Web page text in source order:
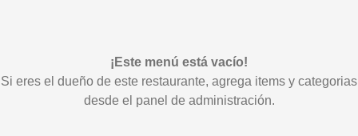
¡Este menú está vacío!
Si eres el dueño de este restaurante, agrega items y categorias
desde el panel de administración.